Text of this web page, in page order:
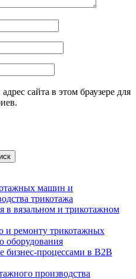
сайта в этом браузере для
машин и
трикотажа
вязальном и трикотажном
и ремонту трикотажных
бизнес-процессами в B2B
производства